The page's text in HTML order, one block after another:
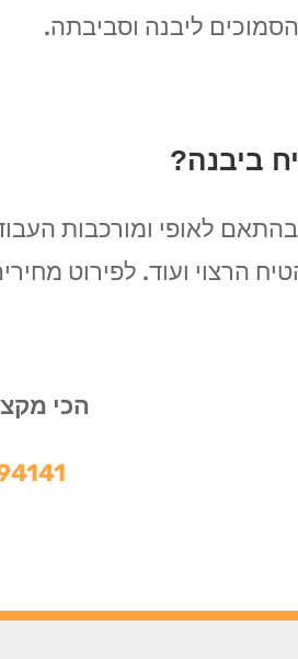
הסמוכים ליבנה וסביבתה.
ביבנה?
לאופי ומורכבות
הרצוי ועוד. לפירוט
הכי